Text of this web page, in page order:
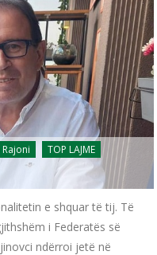
TOP LAJME
e shquar të tij. Të
i Federatës së
ndërroi jetë në